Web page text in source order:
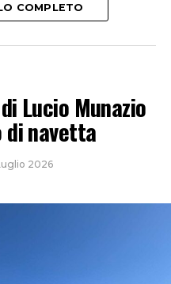
Project. Un’ora e
COMPLETO
Lucio Munazio
di navetta
2026